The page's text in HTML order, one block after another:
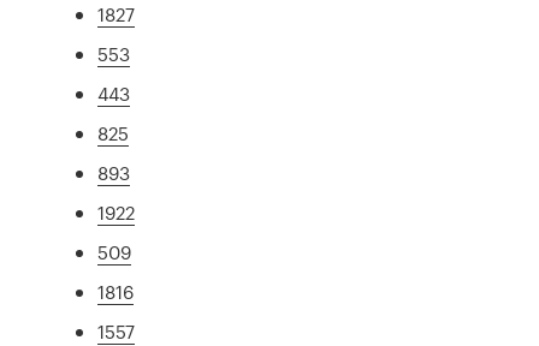
1827
553
443
825
893
1922
509
1816
1557